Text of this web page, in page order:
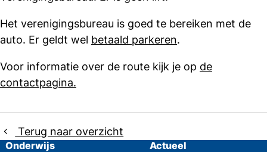
Het verenigingsbureau is goed te bereiken met de
auto. Er geldt wel betaald parkeren.
Voor informatie over de route kijk je op de
contactpagina.
Terug naar overzicht
Onderwijs
Actueel